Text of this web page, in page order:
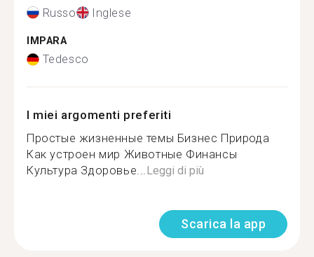
Russo Inglese
IMPARA
Tedesco
I miei argomenti preferiti
Простые жизненные темы Бизнес Природа
Как устроен мир Животные Финансы
Культура Здоровье...Leggi di più
Scarica la app